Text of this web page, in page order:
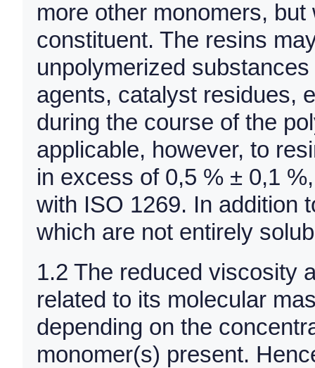
more other monomers,
constituent. The resins
unpolymerized
agents, catalyst residues,
during the course of the
applicable, however, to
in excess of 0,5 % ± 0,1
with ISO 1269. In addition
which are not entirely
1.2 The reduced viscosity
related to its molecular
depending on the
monomer(s) present.